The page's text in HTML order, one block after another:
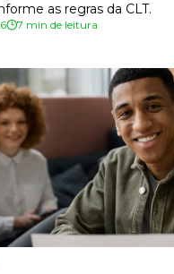
Empresas e Negócios
da organização
com especialistas
Humanos
a cultura organizacional
de Produto
a sua equipe
Gratuitos
Gratuitos
as regras da CLT.
7 min de leitura